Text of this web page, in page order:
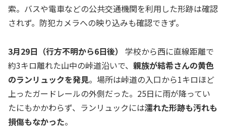
索。バスや電車などの公共交通機関を利用した形跡は確認
されず。防犯カメラへの映り込みも確認できず。
3月29日（行方不明から6日後）
学校から西に直線距離で
約3キロ離れた山中の峠道沿いで、 親族が結希さんの黄色
のランリュックを発見。場所は峠道の入口から1キロほど
上ったガードレールの外側だった。25日に雨が降ってい
たにもかかわらず、ランリュックには濡れた形跡も汚れも
損傷もなかった。